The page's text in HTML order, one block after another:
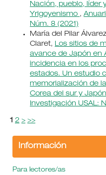
Nación, pueblo, líder
Yrigoyenismo ,
Núm. 8 (2021)
María del Pilar
Claret, Los sitios de
avance de Japón en
incidencia en los
estados. Un estudio
memorialización de
Corea del sur y
Investigación USAL:
1 2 > >>
Información
Para lectores/as